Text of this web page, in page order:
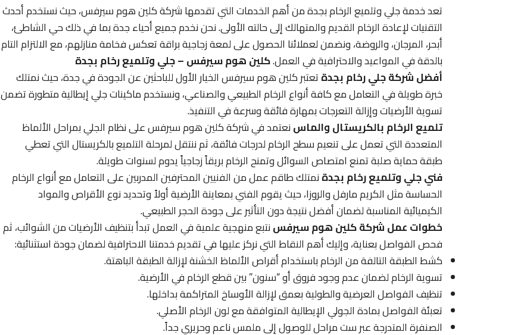
تعد خدمة جلي وتلميع الرخام بجدة من أهم الخدمات التي تقدمها شركة كلين هوم سيرفس، حيث نستخدم أحدث
التقنيات لإعادة الرخام القديم والمتهالك إلى حالته الأولى. نحن نخدم جميع أحياء جدة بما في ذلك حي الشاطئ،
أبحر، المرجان، والروضة، ونضمن لعملائنا الحصول على لمعة زجاجية براقة تعكس فخامة منازلهم، مع الالتزام التام
بالدقة في المواعيد والاحترافية في العمل.كلين هوم سيرفس – جلي وتلميع رخام بجدة
أفضل شركة جلي رخام بجدةتعتبر كلين هوم سيرفس الخيار الأول للباحثين عن الجودة في جدة، حيث نمتلك
خبرة طويلة في التعامل مع كافة أنواع الرخام الطبيعي والصناعي، ونستخدم ماكينات جلي إيطالية متطورة تضمن
تسوية الأرضيات وإزالة التعرجات بمهارة فائقة وسرعة في التنفيذ.
تلميع الرخام بالكريستال والماسنعتمد في شركة كلين هوم سيرفس على نظام الجلي بمراحل الألماظ
المتعددة التي تعمل على تنعيم سطح الرخام لدرجات فائقة، ثم ننتقل لمرحلة التلميع بالكريستال التي تعطي
طبقة حماية صلبة تمنع امتصاص السوائل وتمنح الرخام بريقاً زجاجياً يدوم لسنوات طويلة.
فني جلي وتلميع رخام بجدةنمتلك طاقم عمل من الفنيين المحترفين المدربين على التعامل مع أنواع الرخام
الحساسة مثل الكريم مارفل والروزا، حيث يقوم الفني بمعاينة الأرضية أولاً وتحديد نوع الأقراص والمواد
الكيميائية المناسبة لضمان أفضل نتيجة دون التأثير على جودة الحجر الطبيعي.
خطوات عمل شركة كلين هوم سيرفسنتبع منهجية علمية في العمل تبدأ بتنظيف الأرضيات من الشوائب، ثم
فحص الفواصل بعناية، وإليك أهم النقاط التي نركز عليها في تقديم خدمتنا الاحترافية لضمان جودة استثنائية:
كشط الطبقة التالفة من الرخام باستخدام أقراص الألماظ الخشنة لإزالة الطبقة الباهتة.
تسوية الرخام لضمان عدم وجود فروق أو “سنون” بين قطع الرخام في الأرضية.
تنظيف الفواصل العرضية والطولية بعمق لإزالة الأوساخ المتراكمة بداخلها.
تعبئة الفواصل بمادة الجولي الإيطالية المتوافقة مع لون الرخام الأصلي.
الصنفرة المتدرجة عبر ست مراحل للوصول إلى ملمس ناعم وحريري جداً.